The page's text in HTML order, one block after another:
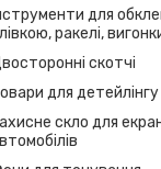
для
ракелі,
скотчі
для
скло для